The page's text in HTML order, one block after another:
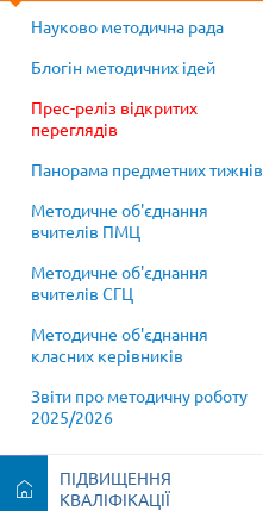
Науково методична рада
Блогін методичних ідей
Прес-реліз відкритих
переглядів
Панорама предметних тижнів
Методичне об'єднання
вчителів ПМЦ
Методичне об'єднання
вчителів СГЦ
Методичне об'єднання
класних керівників
Звіти про методичну роботу
2025/2026
ПІДВИЩЕННЯ
КВАЛІФІКАЦІЇ